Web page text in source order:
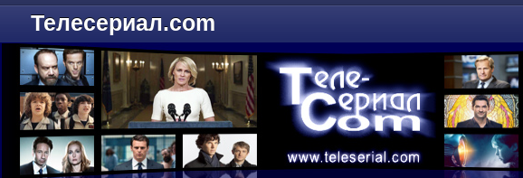
Телесериал.com